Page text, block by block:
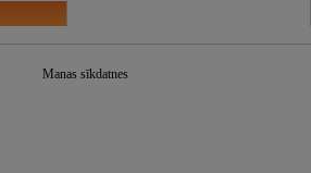
Manas sīkdatnes